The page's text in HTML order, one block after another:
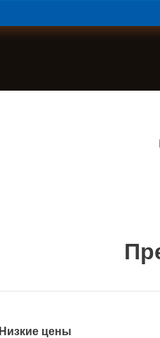
Низкие цены